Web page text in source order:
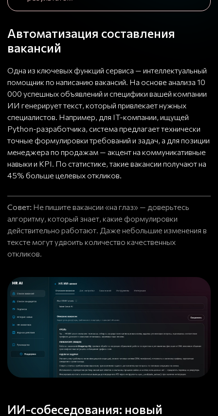
Автоматизация составления
вакансий
Одна из ключевых функций сервиса — интеллектуальный
помощник по написанию вакансий. На основе анализа 10
000 успешных объявлений и специфики вашей компании
ИИ генерирует текст, который привлекает нужных
специалистов. Например, для IT-компании, ищущей
Python-разработчика, система предлагает технически
точные формулировки требований и задач, а для позиции
менеджера по продажам — акцент на коммуникативные
навыки и KPI. По статистике, такие вакансии получают на
45% больше целевых откликов.
Совет: Не пишите вакансии «на глаз» — доверьтесь
алгоритму, который знает, какие формулировки
действительно работают. Даже небольшие изменения в
тексте могут удвоить количество качественных
откликов.
ИИ-собеседования: новый